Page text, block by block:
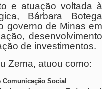
e atuação voltada à
Bárbara Botega
governo de Minas em
desenvolvimento
de investimentos.
Zema, atuou como:
Social